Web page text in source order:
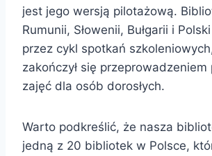
jest jego wersją pilotażową.
Rumunii, Słowenii, Bułgarii i
przez cykl spotkań
zakończył się przeprowadzeniem
zajęć dla osób dorosłych.
Warto podkreślić, że nasza
jedną z 20 bibliotek w Polsce,